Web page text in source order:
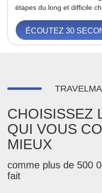
étapes du long et difficile
ÉCOUTEZ 30
CHOISISSEZ
QUI VOUS
MIEUX
comme plus de 500
fait